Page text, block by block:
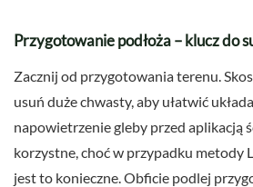
Przygotowanie podłoża – klucz do
Zacznij od przygotowania terenu.
usuń duże chwasty, aby ułatwić
napowietrzenie gleby przed aplikacją
korzystne, choć w przypadku metody
jest to konieczne. Obficie podlej